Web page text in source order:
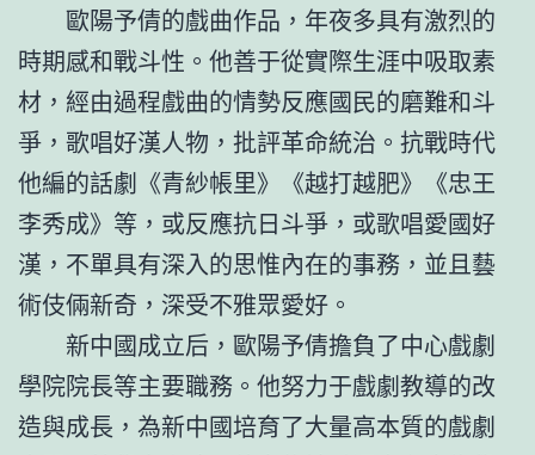
歐陽予倩的戲曲作品，年夜多具有激烈的
時期感和戰斗性。他善于從實際生涯中吸取素
材，經由過程戲曲的情勢反應國民的磨難和斗
爭，歌唱好漢人物，批評革命統治。抗戰時代
他編的話劇《青紗帳里》《越打越肥》《忠王
李秀成》等，或反應抗日斗爭，或歌唱愛國好
漢，不單具有深入的思惟內在的事務，並且藝
術伎倆新奇，深受不雅眾愛好。
新中國成立后，歐陽予倩擔負了中心戲劇
學院院長等主要職務。他努力于戲劇教導的改
造與成長，為新中國培育了大量高本質的戲劇